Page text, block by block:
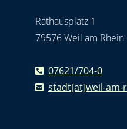
Rathausplatz 1
79576 Weil am Rhein
07621/704-0
stadt[at]weil-am-